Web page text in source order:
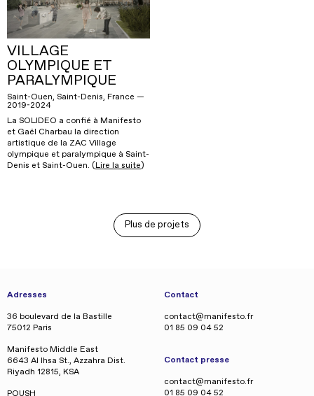
VILLAGE
OLYMPIQUE ET
PARALYMPIQUE
Saint-Ouen, Saint-Denis, France —
2019-2024
La SOLIDEO a confié à Manifesto
et Gaël Charbau la direction
artistique de la ZAC Village
olympique et paralympique à Saint-
Denis et Saint-Ouen. (Lire la suite)
Plus de projets
Adresses
36 boulevard de la Bastille
75012 Paris
Manifesto Middle East
6643 Al Ihsa St., Azzahra Dist.
Riyadh 12815, KSA
Contact
contact@manifesto.fr
01 85 09 04 52
Contact presse
contact@manifesto.fr
01 85 09 04 52